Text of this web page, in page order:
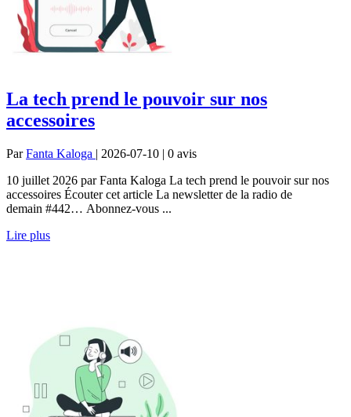
La tech prend le pouvoir sur nos
accessoires
ParFanta Kaloga | 2026-07-10 | 0 avis
10 juillet 2026 par Fanta Kaloga La tech prend le pouvoir sur nos
accessoires Écouter cet article La newsletter de la radio de
demain #442… Abonnez-vous ...
Lire plus